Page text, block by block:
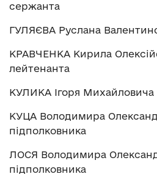
сержанта
ГУЛЯЄВА Руслана
КРАВЧЕНКА Кирила
лейтенанта
КУЛИКА Ігоря
КУЦА Володимира
підполковника
ЛОСЯ Володимира
підполковника